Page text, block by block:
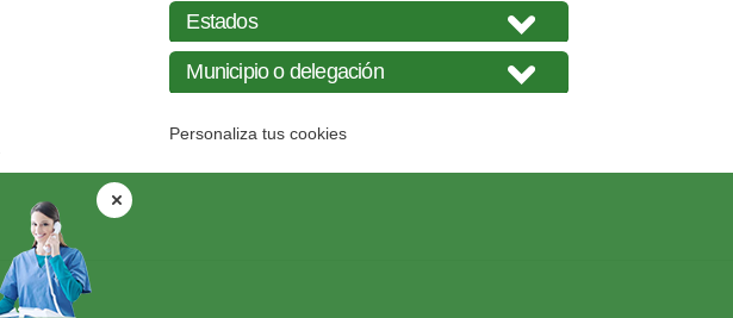
Personaliza tus cookies